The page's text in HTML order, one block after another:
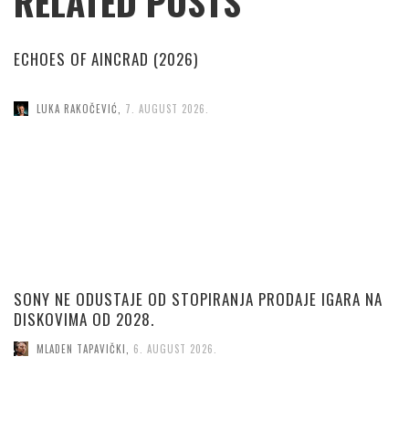
ECHOES OF AINCRAD (2026)
LUKA RAKOČEVIĆ, 7. AUGUST 2026.
SONY NE ODUSTAJE OD STOPIRANJA PRODAJE IGARA NA
DISKOVIMA OD 2028.
MLADEN TAPAVIČKI 6. AUGUST 2026.